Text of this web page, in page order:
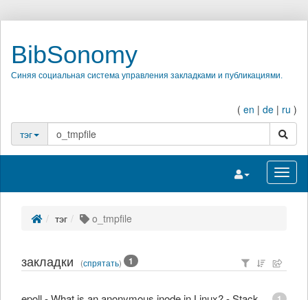
BibSonomy
Синяя социальная система управления закладками и публикациями.
( en | de | ru )
тэг
поиск
Переключить
тэг o_tmpfile
закладки (спрятать) 1